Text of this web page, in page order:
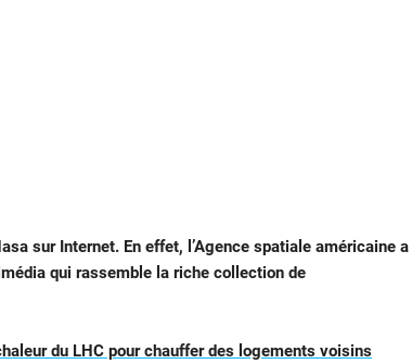
sur Internet. En effet, l’Agence spatiale américaine a
qui rassemble la riche collection de
du LHC pour chauffer des logements voisins